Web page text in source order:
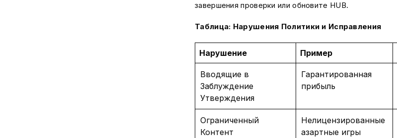
завершения проверки или обновите HUB.
Таблица: Нарушения Политики и Исправления
Нарушение Пример
Вводящие в
Заблуждение
Утверждения
Гарантированная
прибыль
Ограниченный
Контент
Нелицензированные
азартные игры